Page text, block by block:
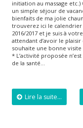
initiation au massage
un simple séjour de
bienfaits de ma jolie
trouverez ici le calendrier
2016/2017 et je suis à
attendant d’avoir le
souhaite une bonne
* L’activité proposée
de la santé…
Lire la suite...